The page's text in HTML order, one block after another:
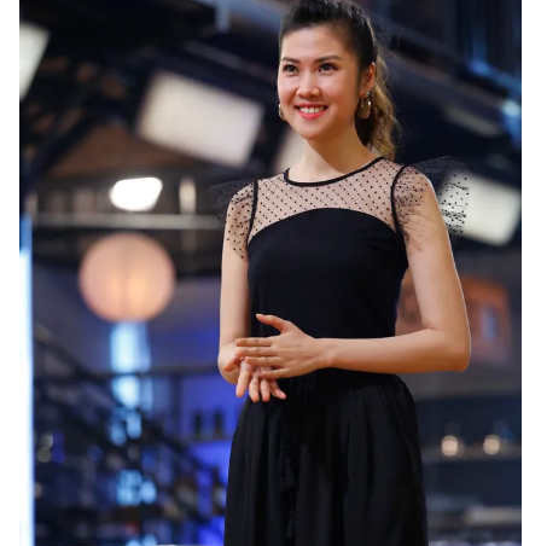
® Cấm sao chép dưới mọi hình thức nếu không có sự chấp
thuận bằng văn bản. Ghi rõ nguồn VTV.vn khi phát hành lại
thông tin từ website này.